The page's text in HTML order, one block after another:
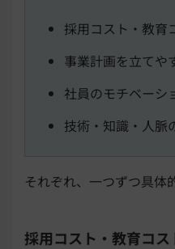
採用コスト・教育
事業計画を立てや
社員のモチベーシ
技術・知識・人脈
それぞれ、一つずつ具体
採用コスト・教育コ